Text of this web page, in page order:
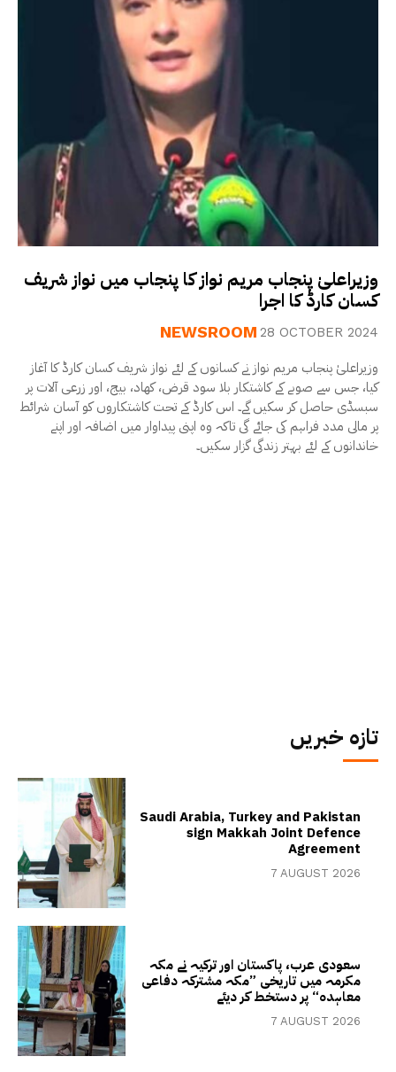
وزیراعلیٰ پنجاب مریم نواز کا پنجاب میں نواز شریف
کسان کارڈ کا اجرا
NEWSROOM 28 OCTOBER 2024
وزیراعلیٰ پنجاب مریم نواز نے کسانوں کے لئے نواز شریف کسان کارڈ کا آغاز
کیا، جس سے صوبے کے کاشتکار بلا سود قرض، کھاد، بیج، اور زرعی آلات پر
سبسڈی حاصل کر سکیں گے۔ اس کارڈ کے تحت کاشتکاروں کو آسان شرائط
پر مالی مدد فراہم کی جائے گی تاکہ وہ اپنی پیداوار میں اضافہ اور اپنے
خاندانوں کے لئے بہتر زندگی گزار سکیں۔
تازہ خبریں
Saudi Arabia, Turkey and Pakistan
sign Makkah Joint Defence
Agreement
7 AUGUST 2026
سعودی عرب، پاکستان اور ترکیہ نے مکہ
مکرمہ میں تاریخی ”مکہ مشترکہ دفاعی
معاہدہ“ پر دستخط کر دیئے
7 AUGUST 2026